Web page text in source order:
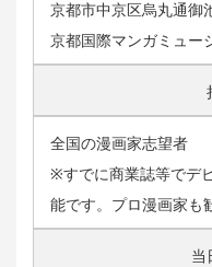
京都市中京区烏丸通御
京都国際マンガミュー
全国の漫画家志望者
※すでに商業誌等でデ
能です。プロ漫画家も
当